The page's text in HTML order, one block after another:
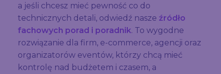
a jeśli chcesz mieć pewność co do
technicznych detali, odwiedź nasze źródło
fachowych porad i poradnik. To wygodne
rozwiązanie dla firm, e-commerce, agencji oraz
organizatorów eventów, którzy chcą mieć
kontrolę nad budżetem i czasem, a